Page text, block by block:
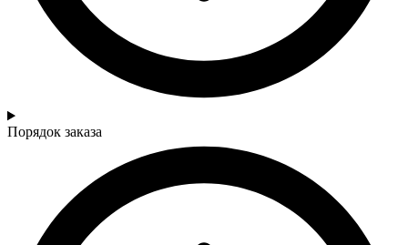
Порядок заказа